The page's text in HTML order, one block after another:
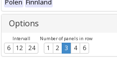
Polen Finnland
Options
Intervall
6 12 24
Number of panels in row
1 2 3 4 6